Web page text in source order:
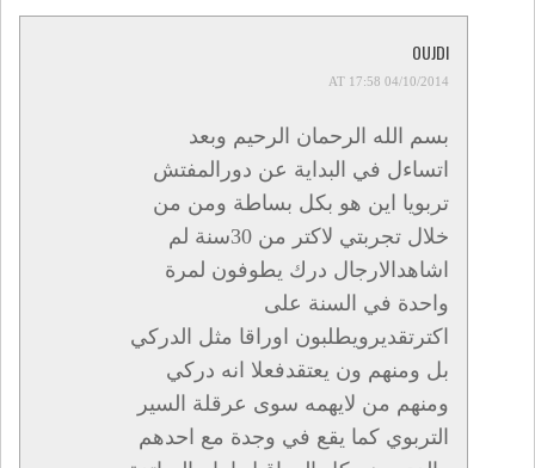
OUJDI
04/10/2014 AT 17:58
بسم الله الرحمان الرحيم وبعد
اتساءل في البداية عن دورالمفتش
تربويا اين هو بكل بساطة ومن من
خلال تجربتي لاكتر من 30سنة لم
اشاهدالارجال درك يطوفون لمرة
واحدة في السنة علی
اكترتقديرويطلبون اوراقا مثل الدركي
بل ومنهم ون يعتقدفعلا انه دركي
ومنهم من لايهمه سوی عرقلة السير
التربوي كما يقع في وجدة مع احدهم